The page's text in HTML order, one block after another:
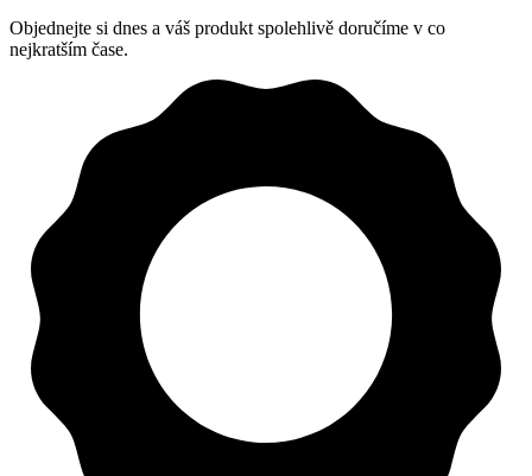
Objednejte si dnes a váš produkt spolehlivě doručíme v co
nejkratším čase.